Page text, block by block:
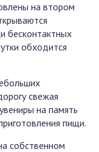
на втором
бесконтактных
обходится
свежая
на память
пищи.
собственном